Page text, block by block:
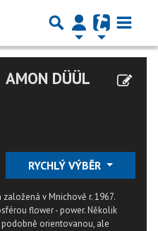
AMON DÜÜL
RYCHLÝ VÝBĚR
v Mnichově r. 1967.
flower - power. Několik
orientovanou, ale